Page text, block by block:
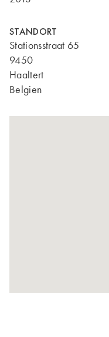
STANDORT
Stationsstraat 65
9450
Haaltert
Belgien